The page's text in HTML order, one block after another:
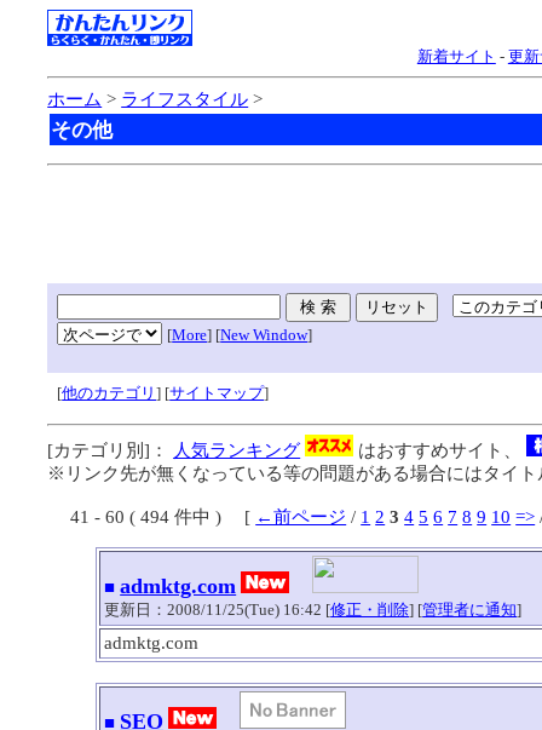
新着サイト - 更
ホーム > ライフスタイル >
その他
[More] [New Window]
[他のカテゴリ] [サイトマップ]
[カテゴリ別]： 人気ランキング
はおすすめサイト、
※リンク先が無くなっている等の問題がある場合にはタイト
41 - 60 ( 494 件中 ) [ ←前ページ / 1 2 3 4 5 6 7 8 9 10 =>
■ admktg.com
更新日：2008/11/25(Tue) 16:42 [修正・削除] [管理者に通知]
admktg.com
■ SEO